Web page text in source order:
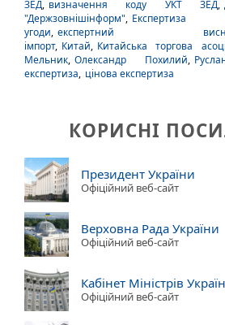
ЗЕД, визначення коду УКТ ЗЕД,
"Держзовнішінформ",
угоди, експертний
імпорт, Китай, Китайська торгова
Мельник, Олександр Похилий,
експертиза, цінова експертиза
КОРИСНІ
Президент України
Офіційний веб-сайт
Верховна Рада України
Офіційний веб-сайт
Кабінет Міністрів
Офіційний веб-сайт